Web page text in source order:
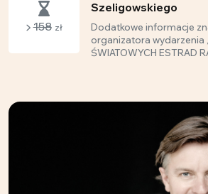
158 zł
Szeligowskiego
Dodatkowe informacje
organizatora wydarzenia
ŚWIATOWYCH ESTRAD